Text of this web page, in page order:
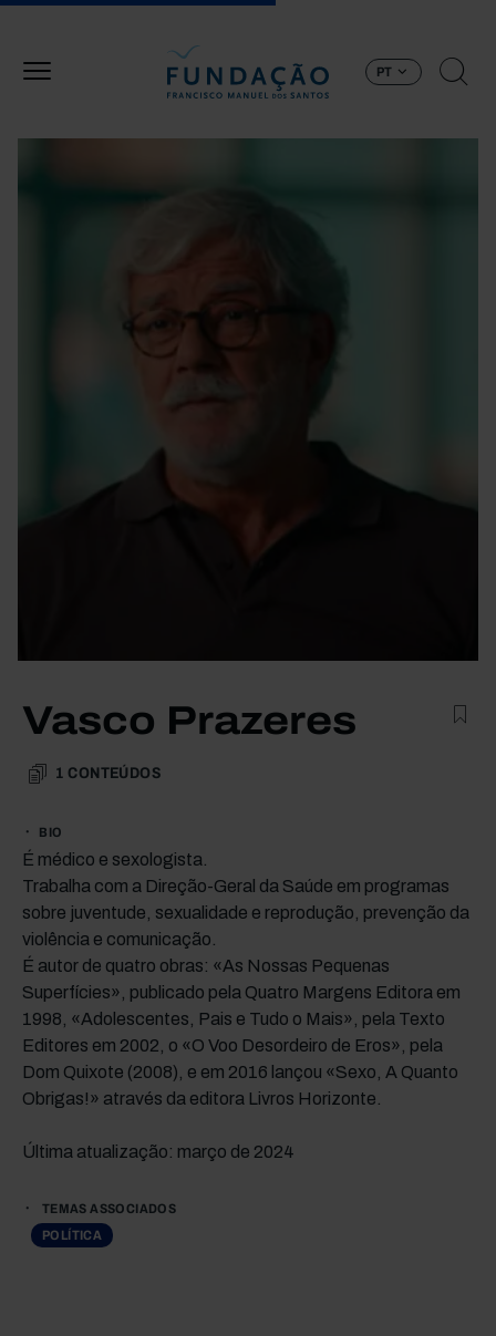
PT
Vasco Prazeres
1 CONTEÚDOS
BIO
É médico e sexologista.
Trabalha com a Direção-Geral da Saúde em programas
sobre juventude, sexualidade e reprodução, prevenção da
violência e comunicação.
É autor de quatro obras: «As Nossas Pequenas
Superfícies», publicado pela Quatro Margens Editora em
1998, «Adolescentes, Pais e Tudo o Mais», pela Texto
Editores em 2002, o «O Voo Desordeiro de Eros», pela
Dom Quixote (2008), e em 2016 lançou «Sexo, A Quanto
Obrigas!» através da editora Livros Horizonte.
Última atualização: março de 2024
TEMAS ASSOCIADOS
POLÍTICA